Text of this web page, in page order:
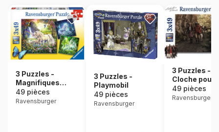
3 Puzzles -
Magnifiques
Licornes
49 pièces
Ravensburger
3 Puzzles -
Playmobil
49 pièces
Ravensburger
3 Puzzles -
Cloche pour
49 pièces
Ravensburger